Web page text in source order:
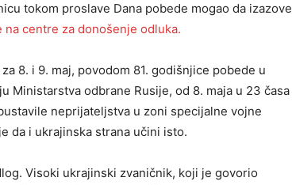
tokom proslave Dana pobede mogao da izazove
centre za donošenje odluka.
8. i 9. maj, povodom 81. godišnjice pobede u
Ministarstva odbrane Rusije, od 8. maja u 23 časa
neprijateljstva u zoni specijalne vojne
da i ukrajinska strana učini isto.
Visoki ukrajinski zvaničnik, koji je govorio